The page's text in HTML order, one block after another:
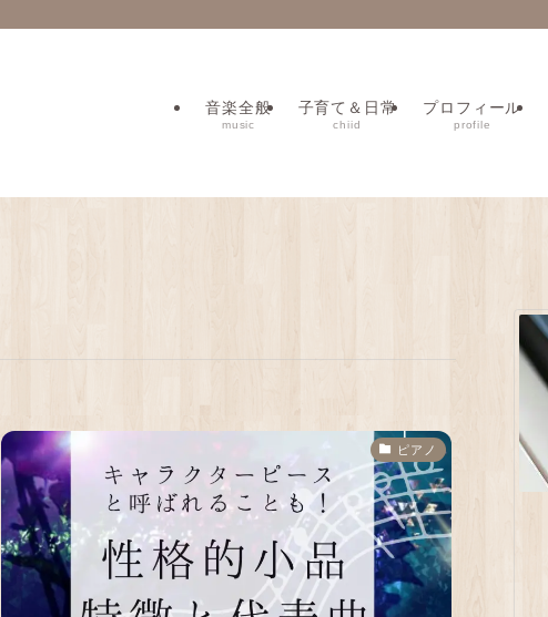
音楽全般
music
子育て＆日常
chiid
プロフィール
profile
ピアノ